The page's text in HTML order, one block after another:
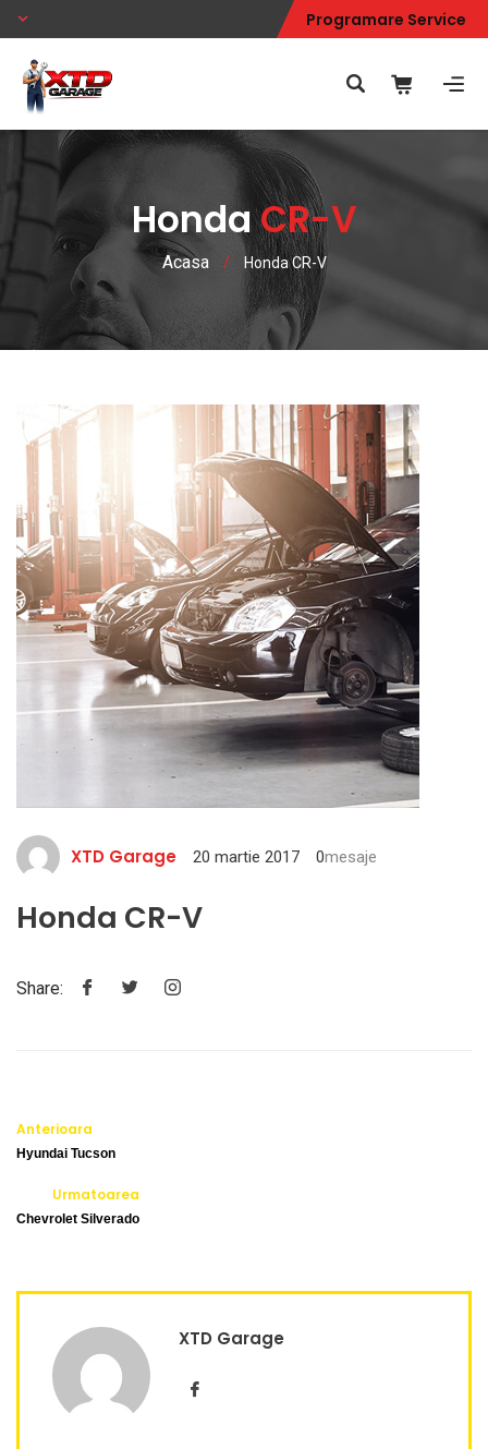
Programare Service
HondaCR-V
Acasa / Honda CR-V
XTD Garage 20 martie 2017 0mesaje
Honda CR-V
Share:
Anterioara
Hyundai Tucson
Urmatoarea
Chevrolet Silverado
XTD Garage